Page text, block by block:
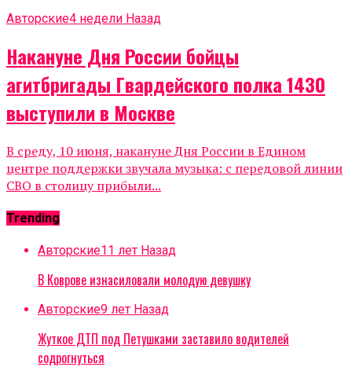
Авторские4 недели Назад
Накануне Дня России бойцы
агитбригады Гвардейского полка 1430
выступили в Москве
В среду, 10 июня, накануне Дня России в Едином
центре поддержки звучала музыка: с передовой линии
СВО в столицу прибыли...
Trending
Авторские11 лет Назад
В Коврове изнасиловали молодую девушку
Авторские9 лет Назад
Жуткое ДТП под Петушками заставило водителей
содрогнуться